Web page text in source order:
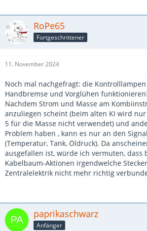
RoPe65
Fortgeschrittener
11. November 2024
Noch mal nachgefragt: die
Handbremse und Vorglühen
Nachdem Strom und Masse am
anzuliegen scheint (beim alten KI wird
5 für die Masse nicht verwendet) und
Problem haben , kann es nur an den
(Temperatur, Tank, Öldruck). Da
ausgefallen ist, würde ich vermuten, dass
Kabelbaum-Aktionen irgendwelche
Zentralelektrik nicht mehr richtig
paprikaschwarz
Anfänger